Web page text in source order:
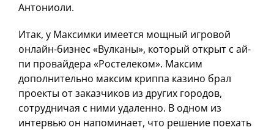
Антониоли.
Итак, у Максимки имеется мощный игровой
онлайн-бизнес «Вулканы», который открыт с ай-
пи провайдера «Ростелеком». Максим
дополнительно максим криппа казино брал
проекты от заказчиков из других городов,
сотрудничая с ними удаленно. В одном из
интервью он напоминает, что решение поехать